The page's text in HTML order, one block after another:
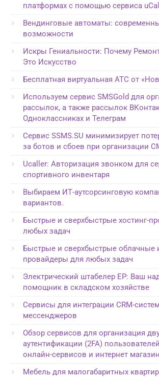
платформах с помощью сервиса
Вендинговые автоматы:
возможности
Искры Гениальности: Почему
Это Искусство
Бесплатная виртуальная АТС от
Используем сервис SMSGold для
рассылок, а также рассылок
Одноклассниках и Телеграм
Сервис SSMS.SU минимизирует
за ботов и сбоев при организации
Ucaller: Авторизация звонком для
спортивного инвентаря
Выбираем ИТ-аутсорсинговую
вариантов.
Быстрые и сверхбыстрые хостинг-
любых задач
Быстрые и сверхбыстрые облачные
провайдеры для любых задач
Электрический штабелер EP: Ваш
помощник в складском хозяйстве
Сервисы для интеграции CRM-
мессенджеров
Обзор сервисов для организация
аутентификации (2FA)
онлайн-сервисов и интернет
Мебель для малогабаритных